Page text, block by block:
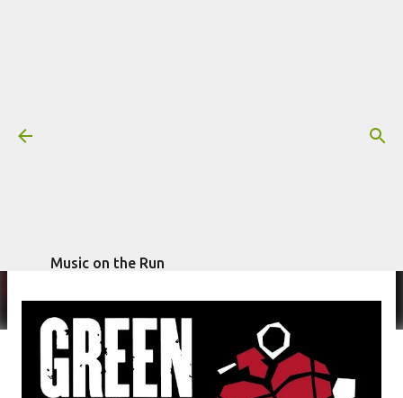
Music on the Run
Discos para história: American